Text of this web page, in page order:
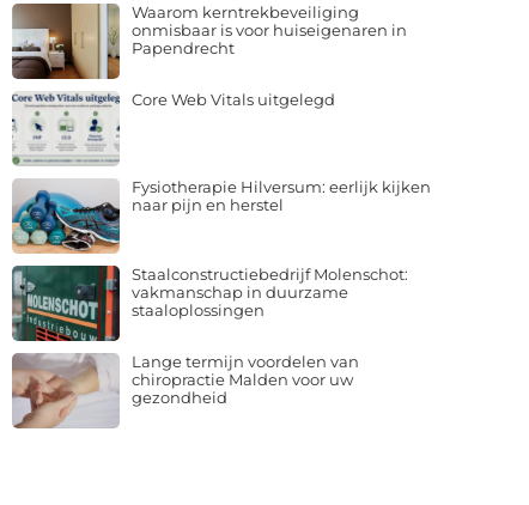
Waarom kerntrekbeveiliging
onmisbaar is voor huiseigenaren in
Papendrecht
Core Web Vitals uitgelegd
Fysiotherapie Hilversum: eerlijk kijken
naar pijn en herstel
Staalconstructiebedrijf Molenschot:
vakmanschap in duurzame
staaloplossingen
Lange termijn voordelen van
chiropractie Malden voor uw
gezondheid